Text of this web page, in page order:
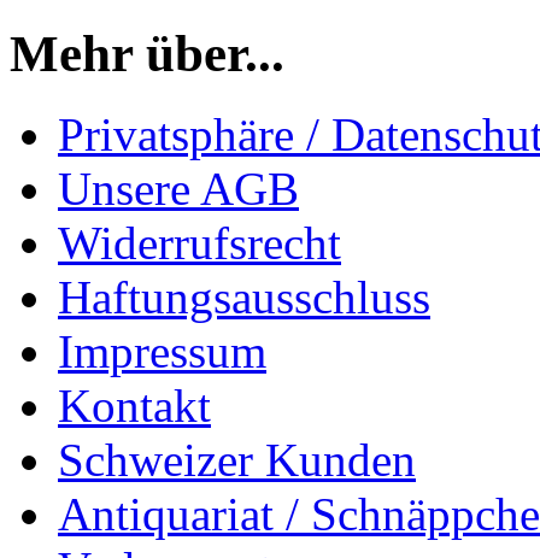
Mehr über...
Privatsphäre /
Unsere AGB
Widerrufsrecht
Haftungsausschluss
Impressum
Kontakt
Schweizer Kunden
Antiquariat /